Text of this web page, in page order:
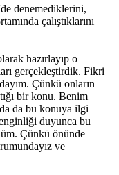
denemediklerini,
çalıştıklarını
hazırlayıp o
gerçekleştirdik. Fikri
Çünkü onların
bir konu. Benim
da bu konuya ilgi
duyunca bu
Çünkü önünde
ve